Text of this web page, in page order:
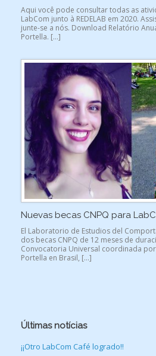
Aqui você pode consultar todas as
LabCom junto à REDELAB em 2020.
junte-se a nós. Download Relatório
Portella. […]
Nuevas becas CNPQ para
El Laboratorio de Estudios del
dos becas CNPQ de 12 meses de
Convocatoria Universal coordinada
Portella en Brasil, […]
Últimas notícias
¡¡Otro LabCom Café logrado!!